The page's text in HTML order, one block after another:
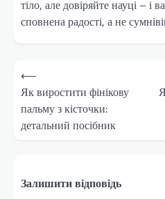
тіло, але довіряйте науці – і
сповнена радості, а не
Навігація
записів
⟵
Як виростити фінікову
пальму з кісточки:
детальний посібник
Залишити відповідь